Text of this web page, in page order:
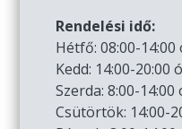
Rendelési idő:
Hétfő: 08:00-14:00
Kedd: 14:00-20:00
Szerda: 8:00-14:00
Csütörtök: 14:00-